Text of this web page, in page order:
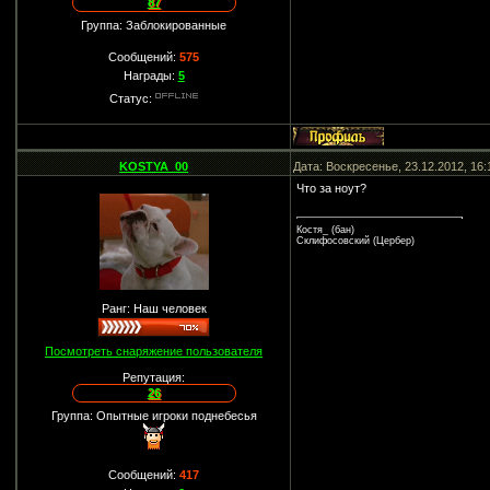
Группа: Заблокированные
Сообщений:575
Награды: 5
Статус:
KOSTYA_00 Дата: Воскресенье, 23.12.2012,
Ранг: Наш человек
Посмотреть снаряжение пользователя
Репутация:
26
Группа: Опытные игроки поднебесья
Сообщений:417
Что за ноут?
Костя_ (бан)
Склифосовский (Цербер)